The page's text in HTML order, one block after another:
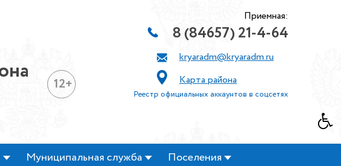
12+
Приемная:
8 (84657) 21-4-64
kryaradm@kryaradm.ru
Карта района
Реестр официальных аккаунтов в соцсетях
Муниципальная служба
Поселения